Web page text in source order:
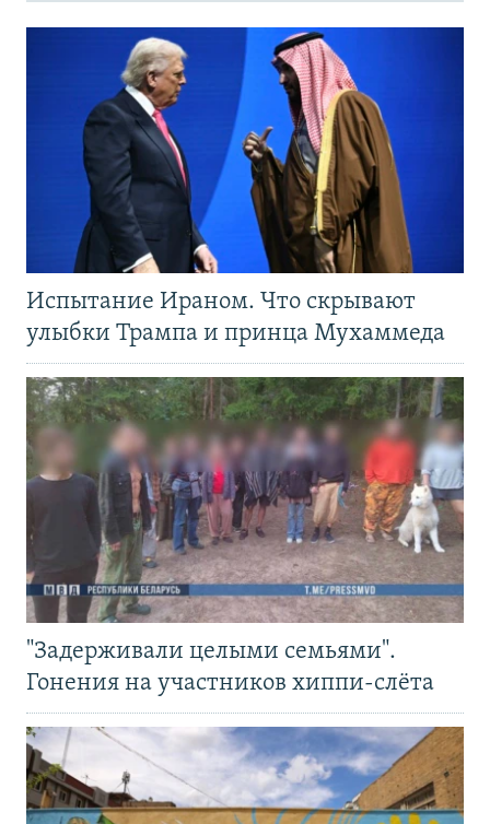
Испытание Ираном. Что скрывают
улыбки Трампа и принца Мухаммеда
"Задерживали целыми семьями".
Гонения на участников хиппи-слёта